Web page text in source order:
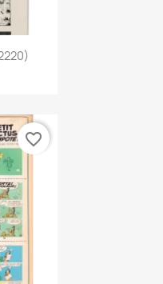
favorite_border